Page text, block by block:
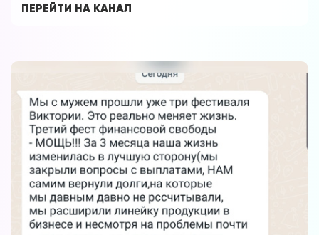
ПЕРЕЙТИ НА КАНАЛ